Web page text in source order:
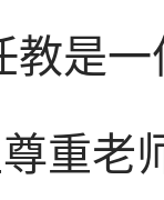
教是
重老